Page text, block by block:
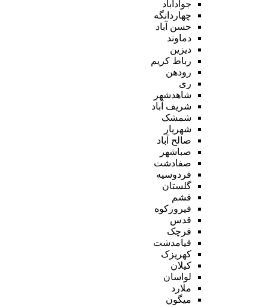
جوادآباد
چهاردانگه
حسن آباد
دماوند
دیزین
رباط کریم
رودهن
ری
شاهدشهر
شریف آباد
شمشک
شهریار
صالح آباد
صباشهر
صفادشت
فردوسیه
گلستان
فشم
فیروزکوه
قدس
قرچک
قیامدشت
کهریزک
کیلان
لواسان
ملارد
میگون